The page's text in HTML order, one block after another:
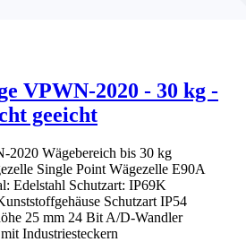
VPWN-2020 - 30 kg -
geeicht
2020 Wägebereich bis 30 kg
Single Point Wägezelle E90A
Edelstahl Schutzart: IP69K
Schutzart IP54
25 mm 24 Bit A/D-Wandler
Industriesteckern